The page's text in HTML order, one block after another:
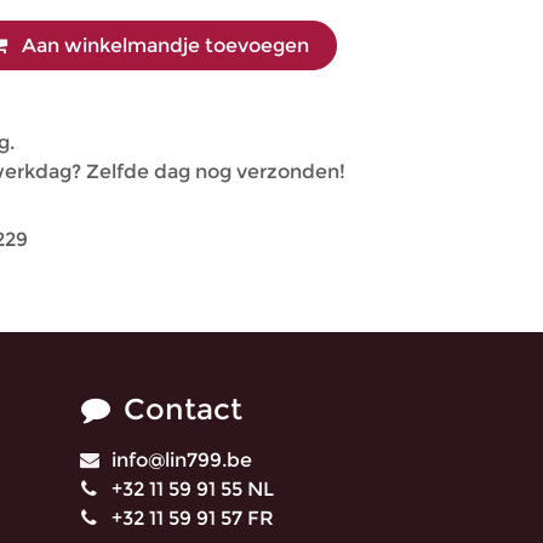
Aan winkelmandje toevoegen
Zelfde dag nog verzonden!
Contact
info@lin799.be
+32 11 59 91 55 NL
+32 11 59 91 57 FR